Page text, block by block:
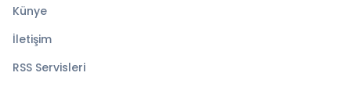
Künye
İletişim
RSS Servisleri